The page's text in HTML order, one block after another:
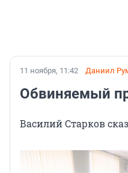
11 ноября, 11:42 Даниил
Обвиняемый
Василий Старков